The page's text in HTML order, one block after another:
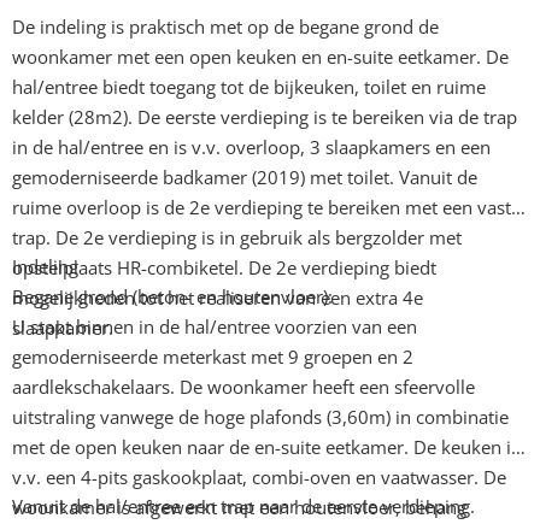
De indeling is praktisch met op de begane grond de
woonkamer met een open keuken en en-suite eetkamer. De
hal/entree biedt toegang tot de bijkeuken, toilet en ruime
kelder (28m2). De eerste verdieping is te bereiken via de trap
in de hal/entree en is v.v. overloop, 3 slaapkamers en een
gemoderniseerde badkamer (2019) met toilet. Vanuit de
ruime overloop is de 2e verdieping te bereiken met een vaste
trap. De 2e verdieping is in gebruik als bergzolder met
opstelplaats HR-combiketel. De 2e verdieping biedt
mogelijkheden tot het realiseren van een extra 4e
slaapkamer.
Indeling
Begane grond (beton- en houtenvloer):
U stapt binnen in de hal/entree voorzien van een
gemoderniseerde meterkast met 9 groepen en 2
aardlekschakelaars. De woonkamer heeft een sfeervolle
uitstraling vanwege de hoge plafonds (3,60m) in combinatie
met de open keuken naar de en-suite eetkamer. De keuken is
v.v. een 4-pits gaskookplaat, combi-oven en vaatwasser. De
woonkamer is afgewerkt met een houtenvloer, behang
Vanuit de hal/entree een trap naar de eerste verdieping.